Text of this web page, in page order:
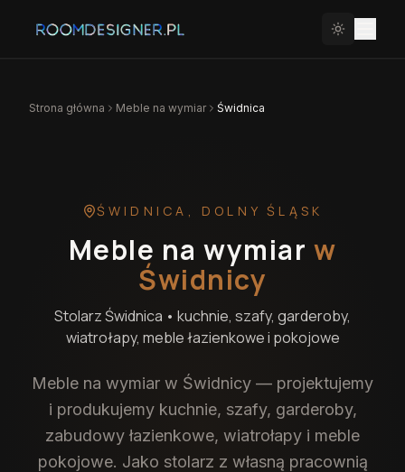
Strona główna Meble na wymiar Świdnica
ŚWIDNICA , DOLNY ŚLĄSK
Meble na wymiar w
Świdnicy
StolarzŚwidnica • kuchnie, szafy, garderoby,
wiatrołapy, meble łazienkowe i pokojowe
Meble na wymiar w Świdnicy — projektujemy
i produkujemy kuchnie, szafy, garderoby,
zabudowy łazienkowe, wiatrołapy i meble
pokojowe. Jako stolarz z własną pracownią